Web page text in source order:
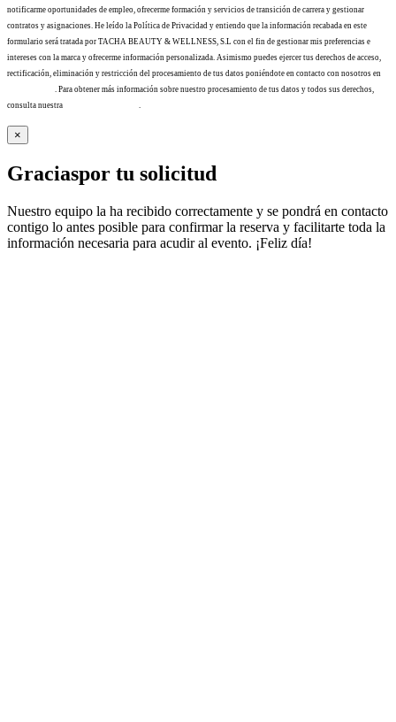
notificarme oportunidades de empleo, ofrecerme formación y servicios de transición de carrera y gestionar
contratos y asignaciones. He leído la Política de Privacidad y entiendo que la información recabada en este
formulario será tratada por TACHA BEAUTY & WELLNESS, S.L con el fin de gestionar mis preferencias e
intereses con la marca y ofrecerme información personalizada. Asimismo puedes ejercer tus derechos de acceso,
rectificación, eliminación y restricción del procesamiento de tus datos poniéndote en contacto con nosotros en
. Para obtener más información sobre nuestro procesamiento de tus datos y todos sus derechos,
consulta nuestra
.
×
Graciaspor tu solicitud
Nuestro equipo la ha recibido correctamente y se pondrá en contacto
contigo lo antes posible para confirmar la reserva y facilitarte toda la
información necesaria para acudir al evento. ¡Feliz día!